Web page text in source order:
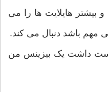
و بیشتر هایلایت ها را می
مهم باشد دنبال می کند.
داشت یک بیزینس من